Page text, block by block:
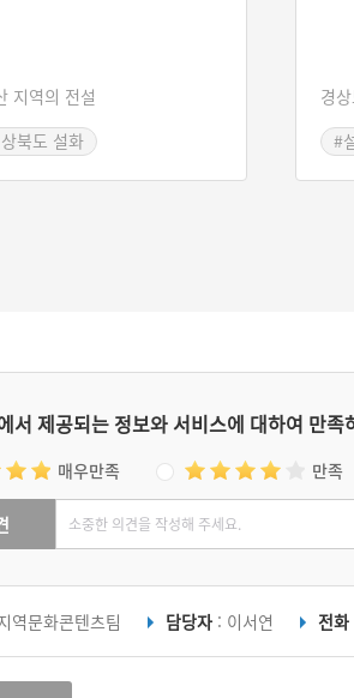
지역의 전설
북도 설화
경
#
서 제공되는 정보와 서비스에 대하여 만족
매우만족 만족
역문화콘텐츠팀 담당자 : 이서연 전화